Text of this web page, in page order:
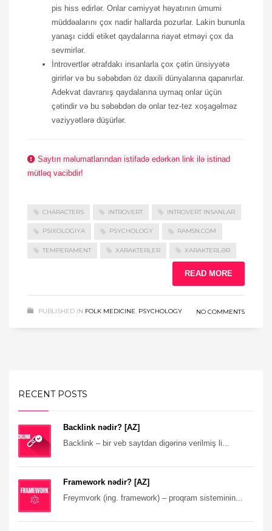
pis hiss edirlər. Onlar cəmiyyət həyatının ümumi
müddəalarını çox nadir hallarda pozurlar. Lakin bununla
yanaşı ciddi etiket qaydalarına riayət etməyi çox da
sevmirlər.
İntrovertlər ətrafdakı insanlarla çox çətin ünsiyyətə
girirlər və bu səbəbdən öz daxili dünyalarına qapanırlar.
Adekvat davranış qaydalarına uymaq onlar üçün
çətindir və bu səbəbdən də onlar tez-tez xoşagəlməz
vəziyyətlərə düşürlər.
Saytın məlumatlarından istifadə edərkən link ilə istinad
mütləq vacibdir!
CHARACTERS INTROVERT INTROVERT INSANLAR
PSIXOLOGIYA PSYCHOLOGY RAM5N.COM
TEMPERAMENT XARAKTERLER XARAKTERLƏR
READ MORE
PUBLISHED IN FOLK MEDICINE, PSYCHOLOGY NO COMMENTS
RECENT POSTS
Backlink nədir? [AZ]
Backlink – bir veb saytdan digərinə verilmiş li...
Framework nədir? [AZ]
Freymvork (ing. framework) – proqram sisteminin...